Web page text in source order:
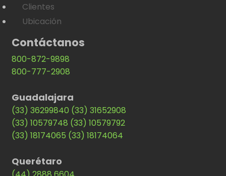
Clientes
Ubicación
Contáctanos
800-872-9898
800-777-2908
Guadalajara
(33) 36299840 (33) 31652908
(33) 10579748 (33) 10579792
(33) 18174065 (33) 18174064
Querétaro